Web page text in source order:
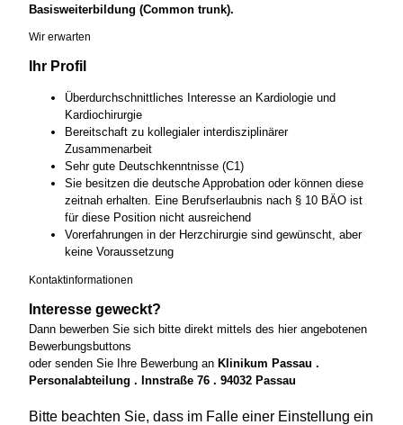
Basisweiterbildung (Common trunk).
Wir erwarten
Ihr Profil
Überdurchschnittliches Interesse an Kardiologie und
Kardiochirurgie
Bereitschaft zu kollegialer interdisziplinärer
Zusammenarbeit
Sehr gute Deutschkenntnisse (C1)
Sie besitzen die deutsche Approbation oder können diese
zeitnah erhalten. Eine Berufserlaubnis nach § 10 BÄO ist
für diese Position nicht ausreichend
Vorerfahrungen in der Herzchirurgie sind gewünscht, aber
keine Voraussetzung
Kontaktinformationen
Interesse geweckt?
Dann bewerben Sie sich bitte direkt mittels des hier angebotenen
Bewerbungsbuttons
oder senden Sie Ihre Bewerbung an Klinikum Passau .
Personalabteilung . Innstraße 76 . 94032 Passau
Bitte beachten Sie, dass im Falle einer Einstellung ein